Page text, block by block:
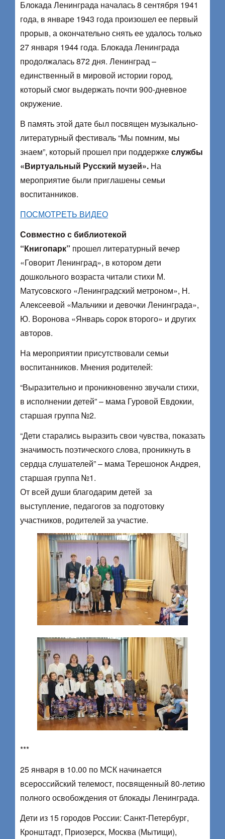
Блокада Ленинграда началась 8 сентября 1941
года, в январе 1943 года произошел ее первый
прорыв, а окончательно снять ее удалось только
27 января 1944 года. Блокада Ленинграда
продолжалась 872 дня. Ленинград –
единственный в мировой истории город,
который смог выдержать почти 900-дневное
окружение.
В память этой дате был посвящен музыкально-
литературный фестиваль “Мы помним, мы
знаем”, который прошел при поддержкеслужбы
«Виртуальный Русский музей». На
мероприятие были приглашены семьи
воспитанников.
ПОСМОТРЕТЬ ВИДЕО
Совместно с библиотекой
“Книгопарк” прошел литературный вечер
«Говорит Ленинград», в котором дети
дошкольного возраста читали стихи М.
Матусовского «Ленинградский метроном», Н.
Алексеевой «Мальчики и девочки Ленинграда»,
Ю. Воронова «Январь сорок второго» и других
авторов.
На мероприятии присутствовали семьи
воспитанников. Мнения родителей:
“Выразительно и проникновенно звучали стихи,
в исполнении детей” – мама Гуровой Евдокии,
старшая группа №2.
“Дети старались выразить свои чувства, показать
значимость поэтического слова, проникнуть в
сердца слушателей” – мама Терешонок Андрея,
старшая группа №1.
От всей души благодарим детей за
выступление, педагогов за подготовку
участников, родителей за участие.
***
25 января в 10.00 по МСК начинается
всероссийский телемост, посвященный 80-летию
полного освобождения от блокады Ленинграда.
Дети из 15 городов России: Санкт-Петербург,
Кронштадт, Приозерск, Москва (Мытищи),